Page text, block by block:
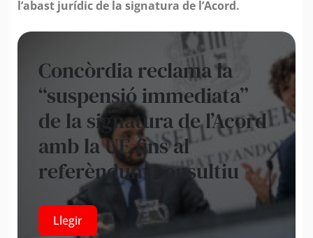
l’abast jurídic de la signatura de l’Acord.
Concòrdia reclama la
“suspensió immediata”
de la signatura de l’Acord
amb la UE fins al
referèndum consultiu
Llegir